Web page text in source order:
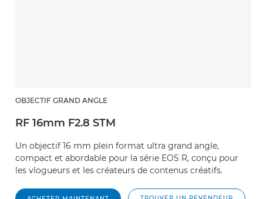
OBJECTIF GRAND ANGLE
RF 16mm F2.8 STM
Un objectif 16 mm plein format ultra grand angle,
compact et abordable pour la série EOS R, conçu pour
les vlogueurs et les créateurs de contenus créatifs.